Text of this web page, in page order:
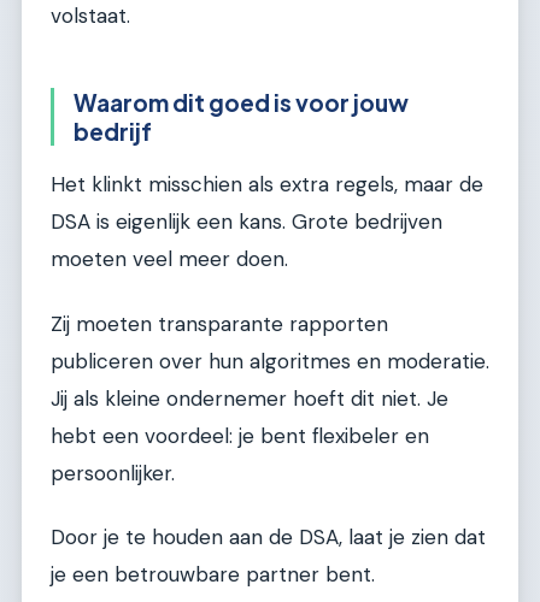
volstaat.
Waarom dit goed is voor jouw
bedrijf
Het klinkt misschien als extra regels, maar de
DSA is eigenlijk een kans. Grote bedrijven
moeten veel meer doen.
Zij moeten transparante rapporten
publiceren over hun algoritmes en moderatie.
Jij als kleine ondernemer hoeft dit niet. Je
hebt een voordeel: je bent flexibeler en
persoonlijker.
Door je te houden aan de DSA, laat je zien dat
je een betrouwbare partner bent.